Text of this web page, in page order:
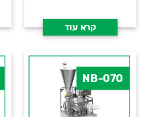
קרא עוד
NB-070